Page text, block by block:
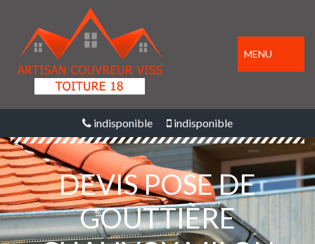
MENU
indisponible indisponible
DEVIS POSE DE
GOUTTIÈRE